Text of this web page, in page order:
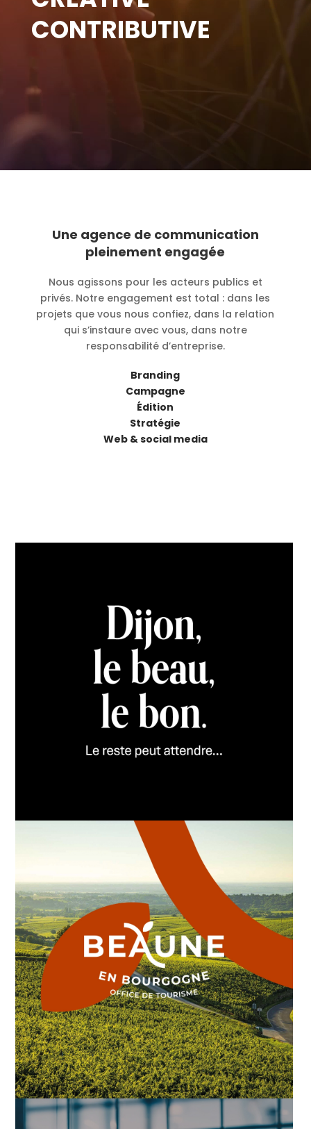
CONTRIBUTIVE
Une agence de communication
pleinement engagée
Nous agissons pour les acteurs publics et
privés. Notre engagement est total : dans les
projets que vous nous confiez, dans la relation
qui s’instaure avec vous, dans notre
responsabilité d’entreprise.
Branding
Campagne
Édition
Stratégie
Web & social media